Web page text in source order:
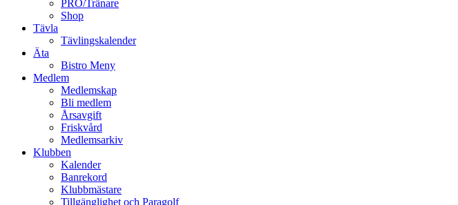
PRO/Tränare
Shop
Tävla
Tävlingskalender
Äta
Bistro Meny
Medlem
Medlemskap
Bli medlem
Årsavgift
Friskvård
Medlemsarkiv
Klubben
Kalender
Banrekord
Klubbmästare
Tillgänglighet och Paragolf